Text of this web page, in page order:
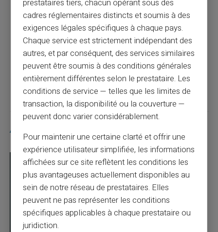
Jours fériés et fermetures interbancaires :
quelle est la différence ?
Article suivant
Articles similaires
prestataires tiers, chacun opérant sous des
cadres réglementaires distincts et soumis à des
exigences légales spécifiques à chaque pays.
Chaque service est strictement indépendant des
autres, et par conséquent, des services similaires
peuvent être soumis à des conditions générales
entièrement différentes selon le prestataire. Les
conditions de service — telles que les limites de
transaction, la disponibilité ou la couverture —
peuvent donc varier considérablement.
Pour maintenir une certaine clarté et offrir une
expérience utilisateur simplifiée, les informations
affichées sur ce site reflètent les conditions les
plus avantageuses actuellement disponibles au
sein de notre réseau de prestataires. Elles
peuvent ne pas représenter les conditions
spécifiques applicables à chaque prestataire ou
juridiction.